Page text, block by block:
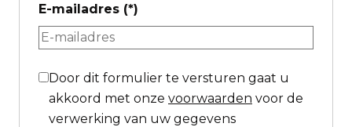
E-mailadres (*)
Door dit formulier te versturen gaat u
akkoord met onze voorwaarden voor de
verwerking van uw gegevens